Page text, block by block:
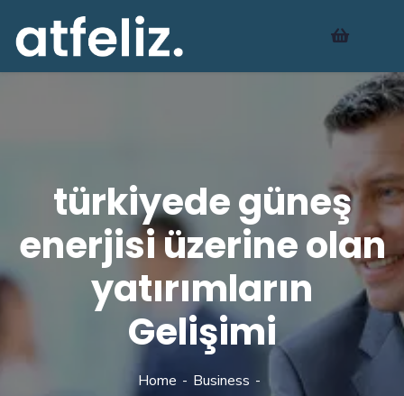
türkiyede güneş
enerjisi üzerine olan
yatırımların
Gelişimi
Home
Business